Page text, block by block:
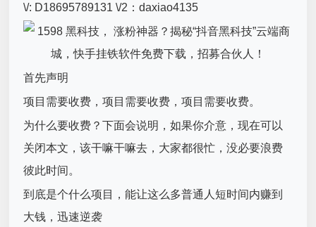
\/: D18695789131 \/2：daxiao4135
首先声明
项目需要收费，项目需要收费，项目需要收费。
为什么要收费？下面会说明，如果你介意，现在可以
关闭本文，该干嘛干嘛去，大家都很忙，没必要浪费
彼此时间。
到底是个什么项目，能让这么多普通人短时间内赚到
大钱，迅速逆袭